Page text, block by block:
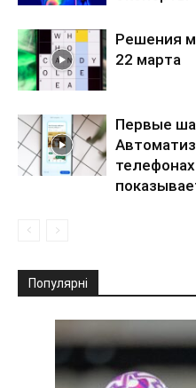
Решения
22 марта
Первые
Популярні